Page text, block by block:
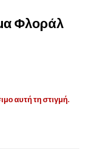
Φλοράλ
αυτή τη στιγμή.